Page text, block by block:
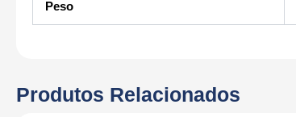
Peso
Produtos Relacionados